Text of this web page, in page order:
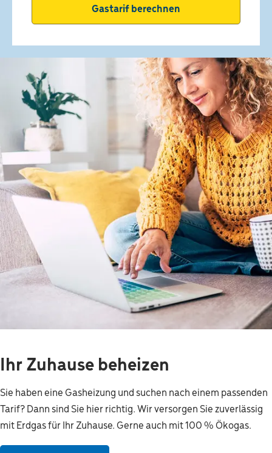
Gastarif berechnen
Ihr Zuhause beheizen
Sie haben eine Gasheizung und suchen nach einem passenden
Tarif? Dann sind Sie hier richtig. Wir versorgen Sie zuverlässig
mit Erdgas für Ihr Zuhause. Gerne auch mit 100 % Ökogas.